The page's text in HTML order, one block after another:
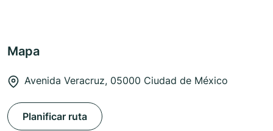
Mapa
Avenida Veracruz, 05000 Ciudad de México
Planificar ruta